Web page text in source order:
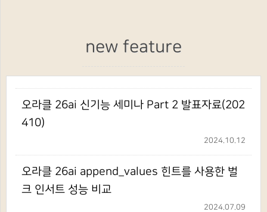
new feature
오라클 26ai 신기능 세미나 Part 2 발표자료(202
410)
2024.10.12
오라클 26ai append_values 힌트를 사용한 벌
크 인서트 성능 비교
2024.07.09